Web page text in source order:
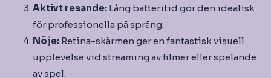
Aktivt resande: Lång batteritid gör den idealisk
för professionella på språng.
Nöje: Retina-skärmen ger en fantastisk visuell
upplevelse vid streaming av filmer eller spelande
av spel.